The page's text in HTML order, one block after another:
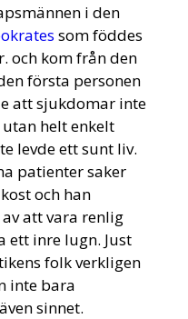
i den
som föddes
och kom från den
första personen
att sjukdomar inte
helt enkelt
levde ett sunt liv.
patienter saker
och han
att vara renlig
ett inre lugn. Just
folk verkligen
inte bara
sinnet.